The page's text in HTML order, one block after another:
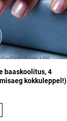
baaskoolitus, 4
kokkuleppel!)